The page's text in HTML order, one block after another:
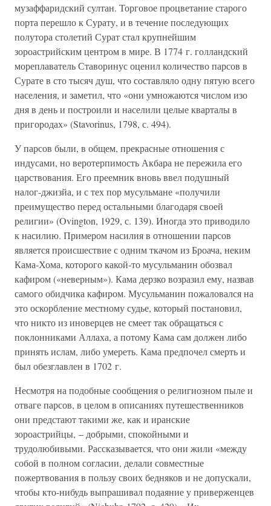
музаффаридский султан. Торговое процветание старого
порта перешло к Сурату, и в течение последующих
полутора столетий Сурат стал крупнейшим
зороастрийским центром в мире. В 1774 г. голландский
мореплаватель Ставоринус оценил количество парсов в
Сурате в сто тысяч душ, что составляло одну пятую всего
населения, и заметил, что «они умножаются числом изо
дня в день и построили и населили целые кварталы в
пригородах» (Stavorinus, 1798, с. 494).
У парсов были, в общем, прекрасные отношения с
индусами, но веротерпимость Акбара не пережила его
царствования. Его преемник вновь ввел подушный
налог-джизйа, и с тех пор мусульмане «получили
преимущество перед остальными благодаря своей
религии» (Ovington, 1929, с. 139). Иногда это приводило
к насилию. Примером насилия в отношении парсов
является происшествие с одним ткачом из Броача, неким
Кама-Хома, которого какой-то мусульманин обозвал
кафиром («неверным»). Кама дерзко возразил ему, назвав
самого обидчика кафиром. Мусульманин пожаловался на
это оскорбление местному судье, который постановил,
что никто из иноверцев не смеет так обращаться с
поклонниками Аллаха, а потому Кама сам должен либо
принять ислам, либо умереть. Кама предпочел смерть и
был обезглавлен в 1702 г.
Несмотря на подобные сообщения о религиозном пыле и
отваге парсов, в целом в описаниях путешественников
они предстают такими же, как и иранские
зороастрийцы, – добрыми, спокойными и
трудолюбивыми. Рассказывается, что они жили «между
собой в полном согласии, делали совместные
пожертвования в пользу своих бедняков и не допускали,
чтобы кто-нибудь выпрашивал подаяние у приверженцев